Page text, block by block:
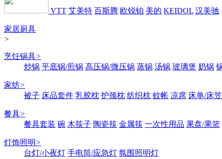
VTT 艾美特 百斯腾 欧锐铂 美的 KEIDOL 汉美驰
家居厨具
>
烹饪锅具>
炒锅 平底锅/煎锅 高压锅/微压锅 蒸锅 汤锅 玻璃煲 奶锅
家纺>
被子 床品套件 乳胶枕 护颈枕 纺织枕 蚊帐 凉席 床单/床笠
餐具>
餐具套装 碗 木筷子 陶瓷筷 金属筷 一次性用品 果盘/果篮
灯饰照明>
台灯/小夜灯 手电筒/应急灯 氛围照明灯